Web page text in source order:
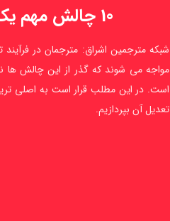
10 چالش مهم یک مترجم
شبکه مترجمین اشراق: مترجمان در
مواجه می شوند که گذر از این چالش ها
است. در این مطلب قرار است به اصلی
تعدیل آن بپردازیم.